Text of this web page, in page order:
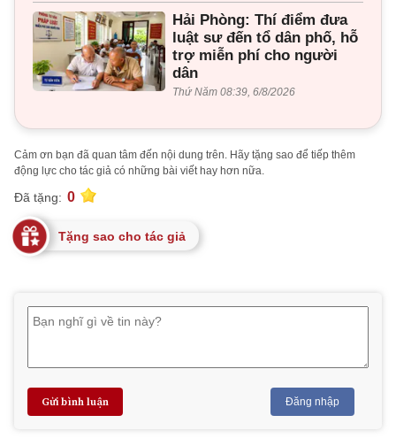
Hải Phòng: Thí điểm đưa
luật sư đến tổ dân phố, hỗ
trợ miễn phí cho người
dân
Thứ Năm 08:39, 6/8/2026
Cảm ơn bạn đã quan tâm đến nội dung trên. Hãy tặng sao để tiếp thêm
động lực cho tác giả có những bài viết hay hơn nữa.
Đã tặng: 0
Tặng sao cho tác giả
Gửi bình luận Đăng nhập